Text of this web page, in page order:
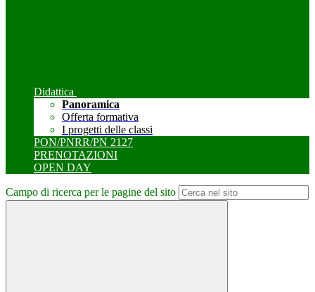
Didattica
Panoramica
Offerta formativa
I progetti delle classi
PON/PNRR/PN 2127
PRENOTAZIONI
OPEN DAY
Campo di ricerca per le pagine del sito